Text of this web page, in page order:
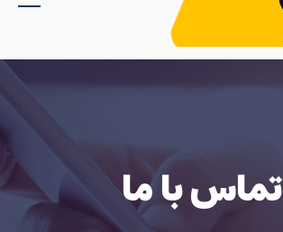
تماس با ما